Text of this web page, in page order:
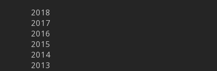
2018
2017
2016
2015
2014
2013